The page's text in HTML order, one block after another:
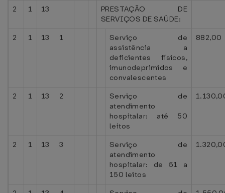
2 1 13
PRESTAÇÃO DE
SERVIÇOS DE SAÚDE:
2
1 13 1
Serviço de
assistência a
deficientes físicos,
imunodeprimidos e
convalescentes
882,00
2 1 13 2
Serviço de
atendimento
hospitalar: até 50
leitos
2 1 13 3
Serviço de
atendimento
hospitalar: de 51 a
150 leitos